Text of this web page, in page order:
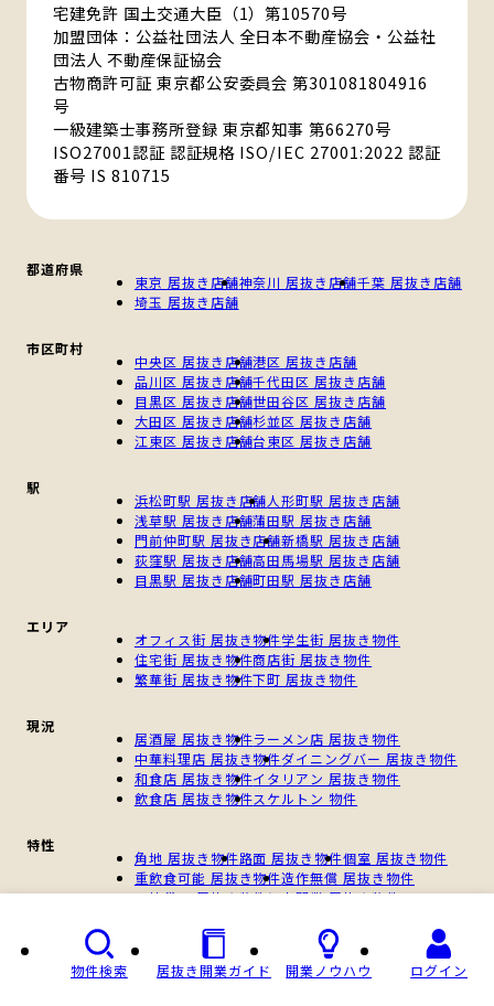
宅建免許 国土交通大臣（1）第10570号
加盟団体：公益社団法人 全日本不動産協会・公益社
団法人 不動産保証協会
古物商許可証 東京都公安委員会 第301081804916
号
一級建築士事務所登録 東京都知事 第66270号
ISO27001認証 認証規格 ISO/IEC 27001:2022 認証
番号 IS 810715
都道府県
東京 居抜き店舗神奈川 居抜き店舗千葉 居抜き店舗
埼玉 居抜き店舗
市区町村
中央区 居抜き店舗港区 居抜き店舗
品川区 居抜き店舗千代田区 居抜き店舗
目黒区 居抜き店舗世田谷区 居抜き店舗
大田区 居抜き店舗杉並区 居抜き店舗
江東区 居抜き店舗台東区 居抜き店舗
駅
浜松町駅 居抜き店舗人形町駅 居抜き店舗
浅草駅 居抜き店舗蒲田駅 居抜き店舗
門前仲町駅 居抜き店舗新橋駅 居抜き店舗
荻窪駅 居抜き店舗高田馬場駅 居抜き店舗
目黒駅 居抜き店舗町田駅 居抜き店舗
エリア
オフィス街 居抜き物件学生街 居抜き物件
住宅街 居抜き物件商店街 居抜き物件
繁華街 居抜き物件下町 居抜き物件
現況
居酒屋 居抜き物件ラーメン店 居抜き物件
中華料理店 居抜き物件ダイニングバー 居抜き物件
和食店 居抜き物件イタリアン 居抜き物件
飲食店 居抜き物件スケルトン 物件
特性
角地 居抜き物件路面 居抜き物件個室 居抜き物件
重飲食可能 居抜き物件造作無償 居抜き物件
一棟貸し 居抜き物件個人開業 居抜き物件
物件検索 居抜き開業ガイド 開業ノウハウ ログイン